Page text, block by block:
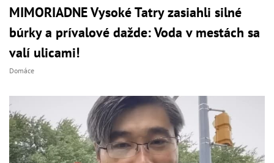
MIMORIADNE Vysoké Tatry zasiahli silné
búrky a prívalové dažde: Voda v mestách sa
valí ulicami!
Domáce